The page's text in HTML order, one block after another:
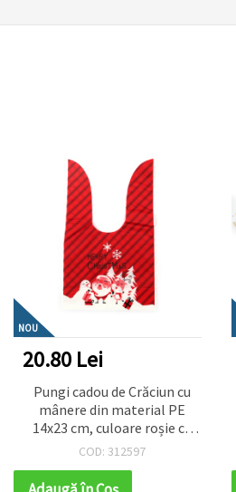
NOU
20.80 Lei
Pungi cadou de Crăciun cu
mânere din material PE
14x23 cm, culoare roșie cu
Moș Crăciun, căprioare și om
COD: 312597